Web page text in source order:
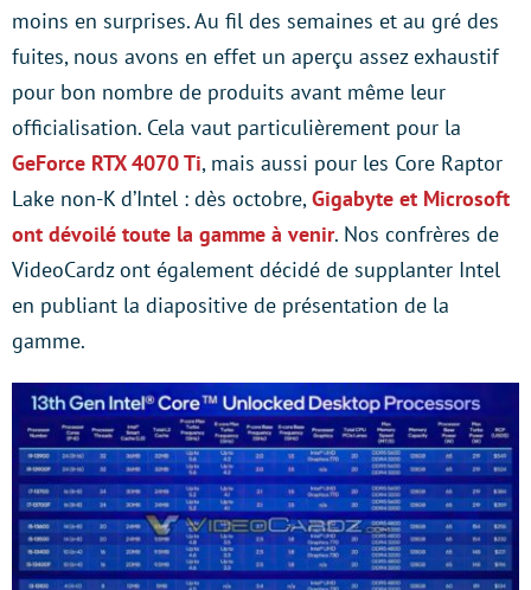
moins en surprises. Au fil des semaines et au gré des
fuites, nous avons en effet un aperçu assez exhaustif
pour bon nombre de produits avant même leur
officialisation. Cela vaut particulièrement pour la
GeForce RTX 4070 Ti, mais aussi pour les Core Raptor
Lake non-K d’Intel : dès octobre,Gigabyte et Microsoft
ont dévoilé toute la gamme à venir. Nos confrères de
VideoCardz ont également décidé de supplanter Intel
en publiant la diapositive de présentation de la
gamme.